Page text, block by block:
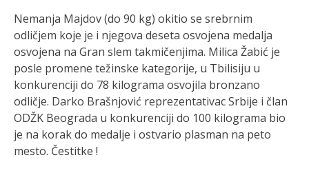
Nemanja Majdov (do 90 kg) okitio se srebrnim
odličjem koje je i njegova deseta osvojena medalja
osvojena na Gran slem takmičenjima. Milica Žabić je
posle promene težinske kategorije, u Tbilisiju u
konkurenciji do 78 kilograma osvojila bronzano
odličje. Darko Brašnjović reprezentativac Srbije i član
ODŽK Beograda u konkurenciji do 100 kilograma bio
je na korak do medalje i ostvario plasman na peto
mesto. Čestitke !